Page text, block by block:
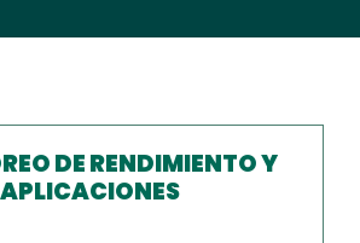
DE RENDIMIENTO Y
APLICACIONES